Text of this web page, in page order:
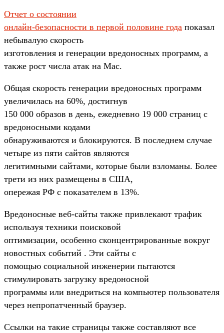
Отчет о состоянии
онлайн-безопасности в первой половине года показал
небывалую скорость
изготовления и генерации вредоносных программ, а
также рост числа атак на Mac.
Общая скорость генерации вредоносных программ
увеличилась на 60%, достигнув
150 000 образов в день, ежедневно 19 000 страниц с
вредоносными кодами
обнаруживаются и блокируются. В последнем случае
четыре из пяти сайтов являются
легитимными сайтами, которые были взломаны. Более
трети из них размещены в США,
опережая РФ с показателем в 13%.
Вредоносные веб-сайты также привлекают трафик
используя техники поисковой
оптимизации, особенно сконцентрированные вокруг
новостных событий . Эти сайты с
помощью социальной инженерии пытаются
стимулировать загрузку вредоносной
программы или внедриться на компьютер пользователя
через непропатченный браузер.
Ссылки на такие страницы также составляют все